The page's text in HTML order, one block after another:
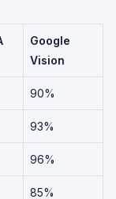
Google
Vision
90%
93%
96%
85%